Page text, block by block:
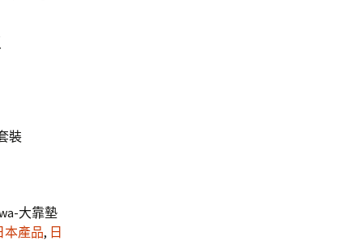
裝
大靠墊
本產品, 日